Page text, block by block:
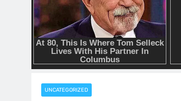
UNCATEGORIZED